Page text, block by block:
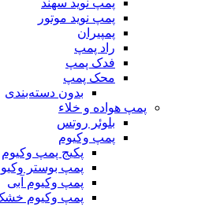
پمپ نوید سهند
پمپ نوید موتور
پمپیران
راد پمپ
فدک پمپ
محک پمپ
بدون دسته‌بندی
پمپ هواده و خلاء
بلوئر روتس
پمپ وکیوم
پکیج پمپ وکیوم
پمپ بوستر
پمپ وکیوم آبی
پمپ وکیوم